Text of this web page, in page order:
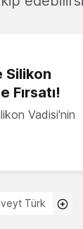
Silikon
Fırsatı!
Vadisi'nin
Türk